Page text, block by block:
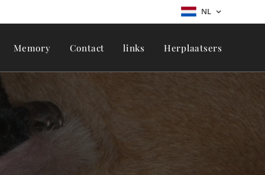
NL
Memory Contact links Herplaatsers